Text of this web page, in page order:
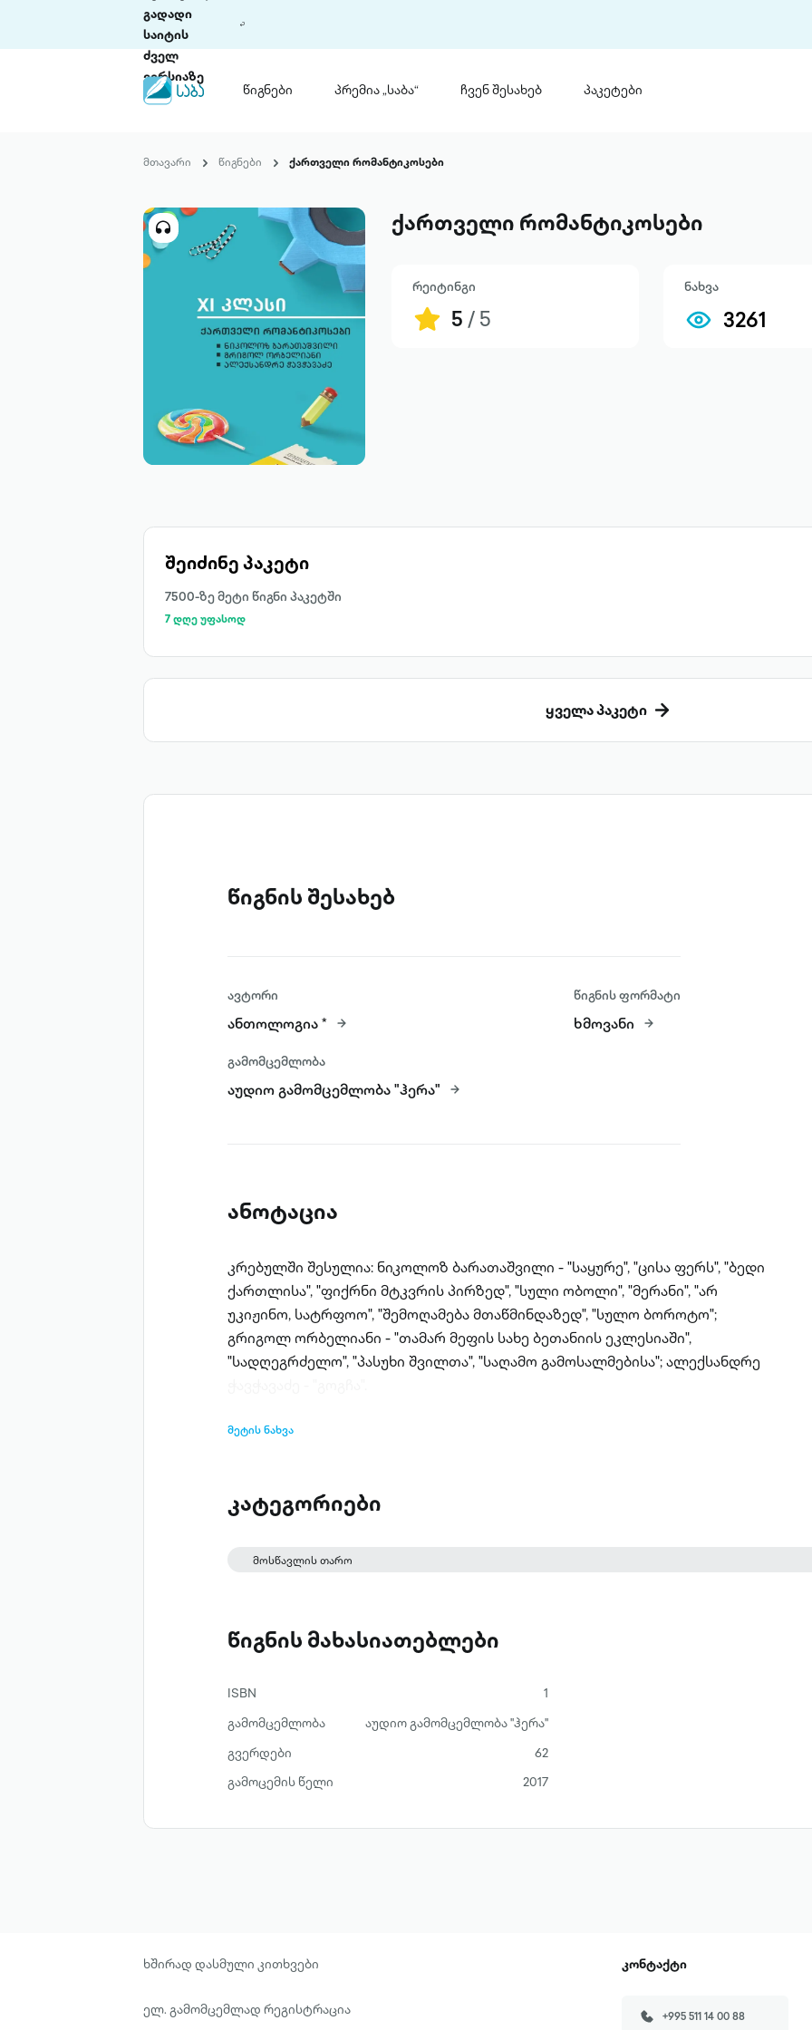
გადადი
საიტის
ძველ
ვერსიაზე
წიგნები პრემია „საბა“
ლიტერატურული პრემია „საბა“
წესდება
საკონკურსო განაცხადი
ჩვენ შესახებ პაკეტები
ჩვენ შესახებ
პაკეტები
მთავარი წიგნები ქართველი რომანტიკოსები
ქართველი რომანტიკოსები
რეიტინგი
5/ 5
ნახვა
3261
შეიძინე პაკეტი
7500-ზე მეტი წიგნი პაკეტში
7 დღე უფასოდ
ყველა პაკეტი
წიგნის შესახებ
ავტორი
ანთოლოგია *
გამომცემლობა
აუდიო გამომცემლობა "ჰერა"
წიგნის ფორმატი
ხმოვანი
ანოტაცია
კრებულში შესულია: ნიკოლოზ ბარათაშვილი - "საყურე", "ცისა ფერს", "ბედი
ქართლისა", "ფიქრნი მტკვრის პირზედ", "სული ობოლი", "მერანი", "არ
უკიჟინო, სატრფოო", "შემოღამება მთაწმინდაზედ", "სულო ბოროტო";
გრიგოლ ორბელიანი - "თამარ მეფის სახე ბეთანიის ეკლესიაში",
"სადღეგრძელო", "პასუხი შვილთა", "საღამო გამოსალმებისა"; ალექსანდრე
მეტის ნახვა
კატეგორიები
მოსწავლის თარო
წიგნის მახასიათებლები
ISBN
1
გამომცემლობა
აუდიო გამომცემლობა "ჰერა"
გვერდები
62
გამოცემის წელი
2017
ხშირად დასმული კითხვები
ელ. გამომცემლად რეგისტრაცია
კონტაქტი
+995 511 14 00 88